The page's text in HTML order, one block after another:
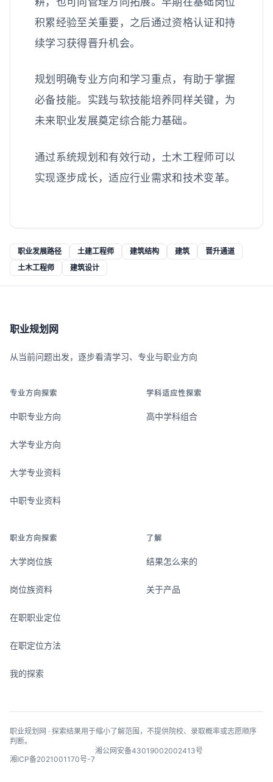
积累经验至关重要，之后通过资格认证和持
续学习获得晋升机会。
规划明确专业方向和学习重点，有助于掌握
必备技能。实践与软技能培养同样关键，为
未来职业发展奠定综合能力基础。
通过系统规划和有效行动，土木工程师可以
实现逐步成长，适应行业需求和技术变革。
职业发展路径 土建工程师 建筑结构 建筑
晋升通道
土木工程师
建筑设计
职业规划网
从当前问题出发，逐步看清学习、专业与职业方向
专业方向探索
中职专业方向
大学专业方向
大学专业资料
中职专业资料
学科适应性探索
高中学科组合
职业方向探索
大学岗位族
岗位族资料
在职职业定位
在职定位方法
我的探索
了解
结果怎么来的
关于产品
职业规划网 · 探索结果用于缩小了解范围，不提供院校、录取概率或志愿顺序
判断。
湘ICP备2021001170号-7
湘公网安备43019002002413号